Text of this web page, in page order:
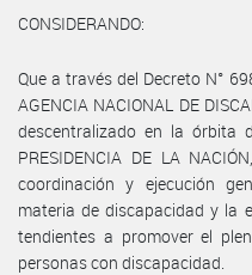
CONSIDERANDO:
Que a través del Decreto N°
AGENCIA NACIONAL DE
descentralizado en la órbita
PRESIDENCIA DE LA
coordinación y ejecución
materia de discapacidad y la
tendientes a promover el
personas con discapacidad.